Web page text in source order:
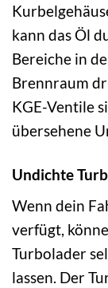
kann das Öl
Bereiche in
Brennraum
KGE-Ventile
übersehene
Undichte
Wenn dein
verfügt,
Turbolader
lassen. Der